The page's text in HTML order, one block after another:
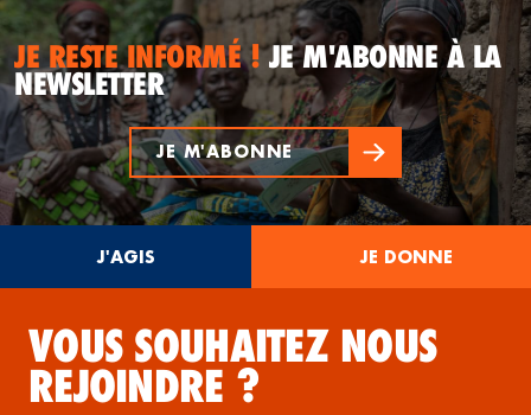
JE RESTE INFORMÉ !JE M'ABONNE À LA
NEWSLETTER
JE M'ABONNE
J'AGIS JE DONNE
VOUS SOUHAITEZ NOUS
REJOINDRE ?